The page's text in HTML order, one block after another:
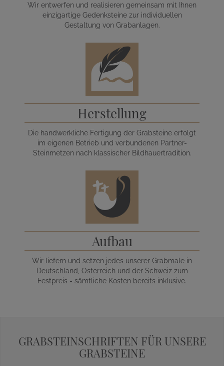
Wir entwerfen und realisieren gemeinsam mit Ihnen
einzigartige Gedenksteine zur individuellen
Gestaltung von Grabanlagen.
Herstellung
Die handwerkliche Fertigung der Grabsteine erfolgt
im eigenen Betrieb und verbundenen Partner-
Steinmetzen nach klassischer Bildhauertradition.
Aufbau
Wir liefern und setzen jedes unserer Grabmale in
Deutschland, Österreich und der Schweiz zum
Festpreis - sämtliche Kosten bereits inklusive.
GRABSTEINSCHRIFTEN FÜR UNSERE
GRABSTEINE